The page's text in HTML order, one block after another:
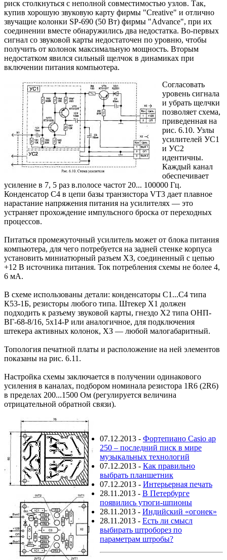
риск столкнуться с неполной совместимостью узлов. Так,
купив хорошую звуковую карту фирмы "Creative" и отлично
звучащие колонки SP-690 (50 Вт) фирмы "Advance", при их
соединении вместе обнаружились два недостатка. Во-первых
сигнал со звуковой карты недостаточен по уровню, чтобы
получить от колонок максимальную мощность. Вторым
недостатком явился сильный щелчок в динамиках при
включении питания компьютера.
Согласовать
уровень сигнала
и убрать щелчки
позволяет схема,
приведенная на
рис. 6.10. Узлы
усилителей УС1
и УС2
идентичны.
Каждый канал
обеспечивает
усиление в 7, 5 раз в.полосе частот 20... 100000 Гц.
Конденсатор С4 в цепи базы транзистора VT3 дает плавное
нарастание напряжения питания на усилителях — это
устраняет прохождение импульсного броска от переходных
процессов.
Питаться промежуточный усилитель может от блока питания
компьютера, для чего потребуется на задней стенке корпуса
установить миниатюрный разъем ХЗ, соединенный с цепью
+12 В источника питания. Ток потребления схемы не более 4,
6 мА.
В схеме использованы детали: конденсаторы С1...С4 типа
К53-1Б, резисторы любого типа. Штекер Х1 должен
подходить к разъему звуковой карты, гнездо Х2 типа ОНП-
ВГ-68-8/16, 5x14-Р или аналогичное, для подключения
штекера активных колонок, ХЗ — любой малогабаритный.
Топология печатной платы и расположение на ней элементов
показаны на рис. 6.11.
Настройка схемы заключается в получении одинакового
усиления в каналах, подбором номинала резистора 1R6 (2R6)
в пределах 200...1500 Ом (регулируется величина
отрицательной обратной связи).
07.12.2013 - Фортепиано Casio ap
250 – последний писк в мире
музыкальных технологий
07.12.2013 - Как правильно
выбрать планшетник
07.12.2013 - Интерьерная печать
28.11.2013 - В Петербурге
появились утюги-шпионы
28.11.2013 - Индийский «огонек»
28.11.2013 - Есть ли смысл
выбирать штроборез по
параметрам штробы?